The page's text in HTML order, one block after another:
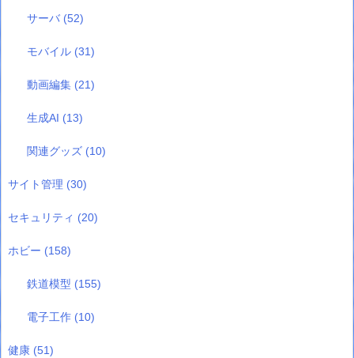
サーバ (52)
モバイル (31)
動画編集 (21)
生成AI (13)
関連グッズ (10)
サイト管理 (30)
セキュリティ (20)
ホビー (158)
鉄道模型 (155)
電子工作 (10)
健康 (51)